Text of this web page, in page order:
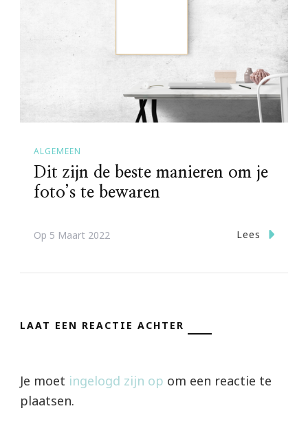
ALGEMEEN
Dit zijn de beste manieren om je
foto’s te bewaren
Op 5 Maart 2022 Lees
LAAT EEN REACTIE ACHTER
Je moet ingelogd zijn op om een reactie te
plaatsen.